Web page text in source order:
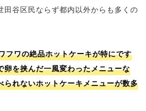
田谷区民ならず都内以外からも多くの
フワの絶品ホットケーキが特にです
卵を挟んだ一風変わったメニューな
られないホットケーキメニューが数多